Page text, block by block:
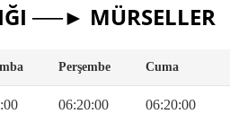
──► MÜRSELLER
Perşembe Cuma
06:20:00 06:20:00